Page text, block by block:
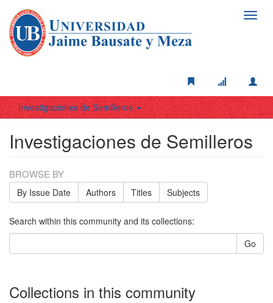
Investigaciones de Semilleros
Investigaciones de Semilleros
BROWSE BY
By Issue Date Authors Titles Subjects
Search within this community and its collections:
Go
Collections in this community